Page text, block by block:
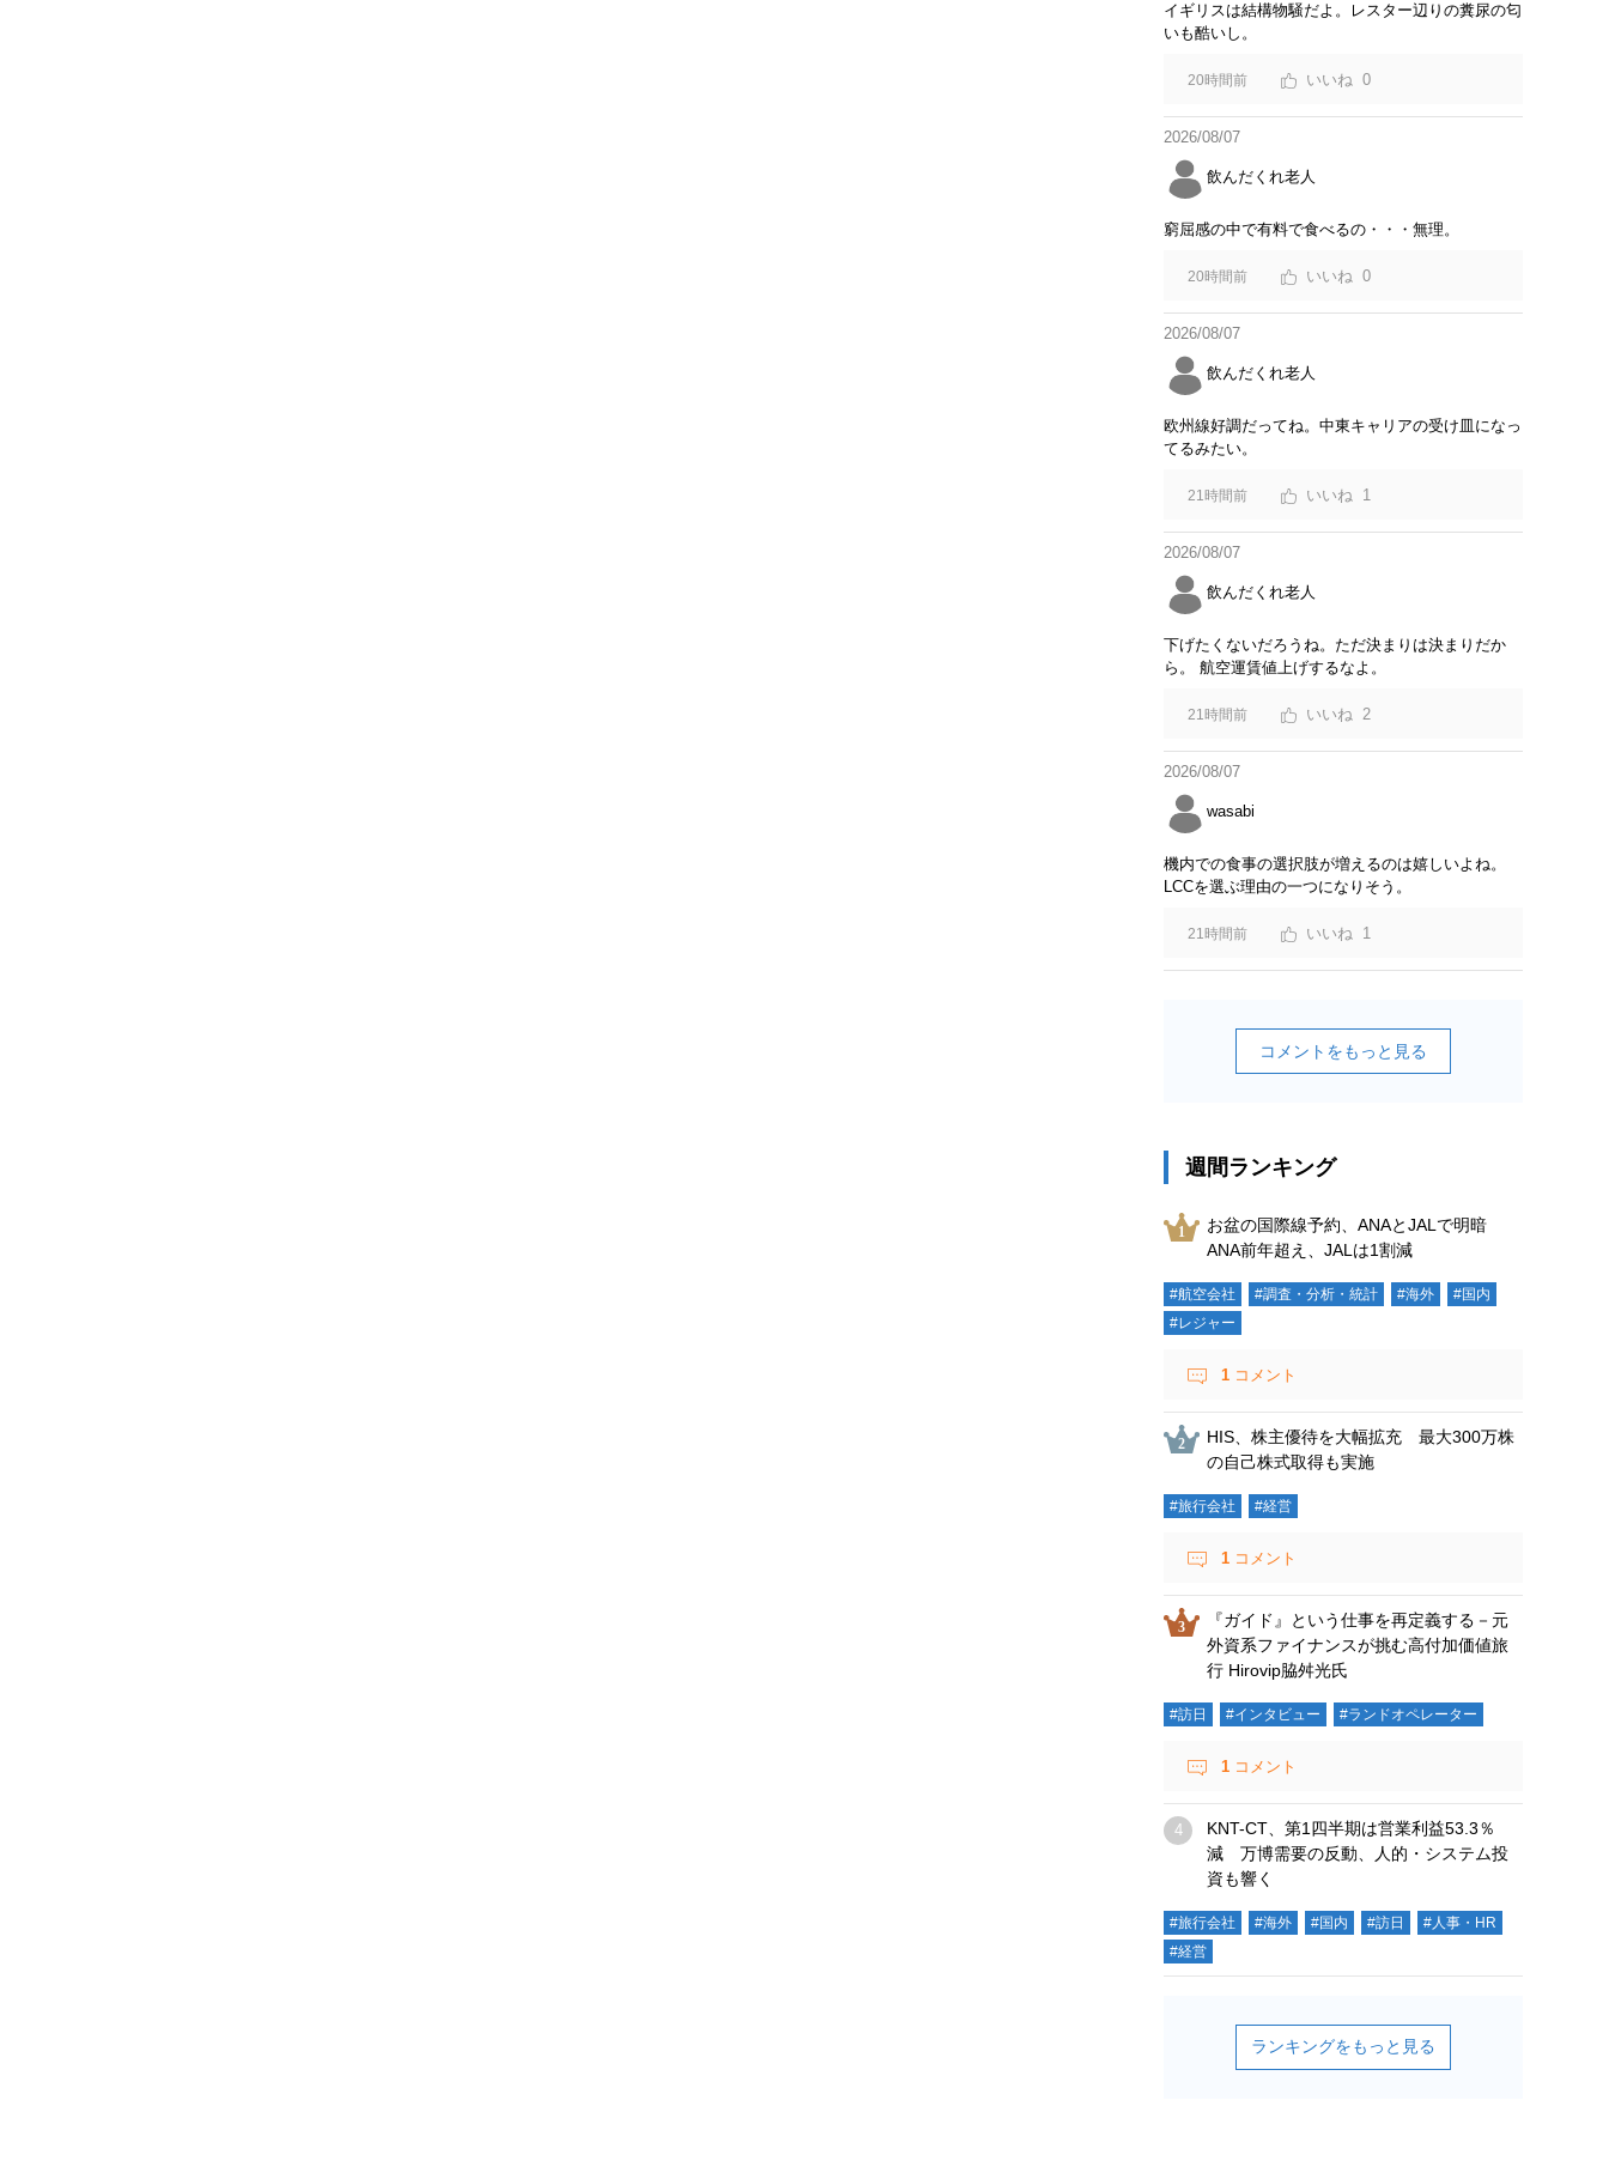
イギリスは結構物騒だよ。レスター辺りの糞尿の匂
いも酷いし。
20時間前 0
2026/08/07
飲んだくれ老人
窮屈感の中で有料で食べるの・・・無理。
20時間前 0
2026/08/07
飲んだくれ老人
欧州線好調だってね。中東キャリアの受け皿になっ
てるみたい。
21時間前 1
2026/08/07
飲んだくれ老人
下げたくないだろうね。ただ決まりは決まりだか
ら。 航空運賃値上げするなよ。
21時間前 2
2026/08/07
wasabi
機内での食事の選択肢が増えるのは嬉しいよね。
LCCを選ぶ理由の一つになりそう。
21時間前 1
コメントをもっと見る
週間ランキング
お盆の国際線予約、ANAとJALで明暗
ANA前年超え、JALは1割減
#航空会社 #調査・分析・統計 #海外
#国内
#レジャー
1 コメント
HIS、株主優待を大幅拡充 最大300万株
の自己株式取得も実施
#旅行会社 #経営
1 コメント
『ガイド』という仕事を再定義する－元
外資系ファイナンスが挑む高付加価値旅
行 Hirovip脇舛光氏
#訪日 #インタビュー #ランドオペレーター
1 コメント
KNT-CT、第1四半期は営業利益53.3％
減 万博需要の反動、人的・システム投
資も響く
#旅行会社 #海外 #国内 #訪日
#人事・HR
#経営